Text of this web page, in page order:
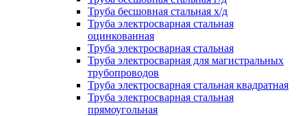
Труба бесшовная стальная х/д
Труба электросварная стальная
оцинкованная
Труба электросварная стальная
Труба электросварная для магистральных
трубопроводов
Труба электросварная стальная квадратная
Труба электросварная стальная
прямоугольная